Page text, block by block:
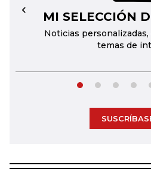
MI SELECCIÓN
Noticias personalizadas,
temas de
←